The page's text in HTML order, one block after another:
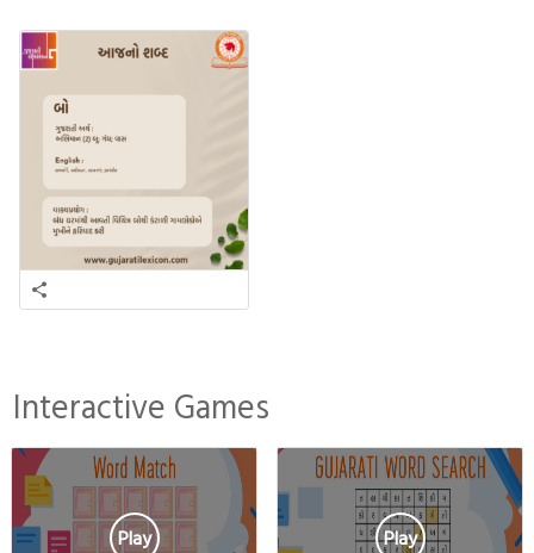
Interactive Games
Play Play